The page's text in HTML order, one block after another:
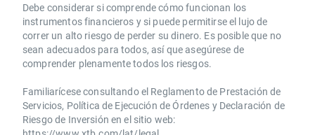
Debe considerar si comprende cómo funcionan los
instrumentos financieros y si puede permitirse el lujo de
correr un alto riesgo de perder su dinero. Es posible que no
sean adecuados para todos, así que asegúrese de
comprender plenamente todos los riesgos.
Familiarícese consultando el Reglamento de Prestación de
Servicios, Política de Ejecución de Órdenes y Declaración de
Riesgo de Inversión en el sitio web: